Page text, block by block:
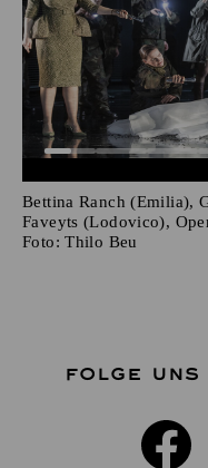
Bettina Ranch (Emilia),
Faveyts (Lodovico),
Foto: Thilo Beu
FOLGE